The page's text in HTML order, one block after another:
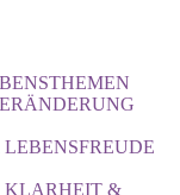
KLARHEIT &